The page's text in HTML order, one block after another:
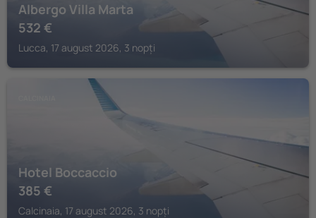
Albergo Villa Marta
532 €
Lucca, 17 august 2026, 3 nopți
Hotel Boccaccio
385 €
Calcinaia, 17 august 2026, 3 nopți